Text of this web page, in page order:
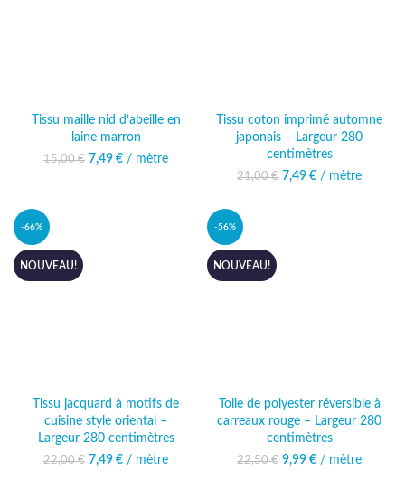
Tissu maille nid d’abeille en
laine marron
15,00€ Le prix initial était :
7,49 € Le prix actuel
/ mètre
Tissu coton imprimé automne
japonais – Largeur 280
centimètres
21,00€ Le prix initial était :
7,49 € Le prix actuel
/ mètre
-66%
NOUVEAU!
Tissu jacquard à motifs de
cuisine style oriental –
Largeur 280 centimètres
22,00€ Le prix initial était :
7,49 € Le prix actuel
/ mètre
-56%
NOUVEAU!
Toile de polyester réversible à
carreaux rouge – Largeur 280
centimètres
22,50€ Le prix initial était :
9,99 € Le prix actuel
/ mètre